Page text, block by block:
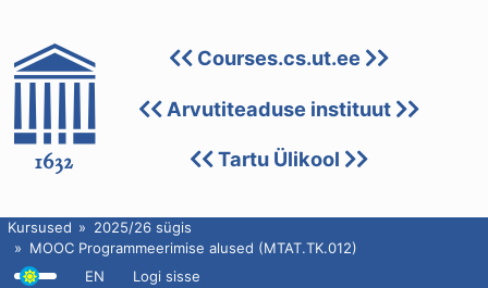
Courses.cs.ut.ee
Arvutiteaduse instituut
Tartu Ülikool
Kursused
2025/26 sügis
MOOC Programmeerimise alused (MTAT.TK.012)
EN
Logi sisse